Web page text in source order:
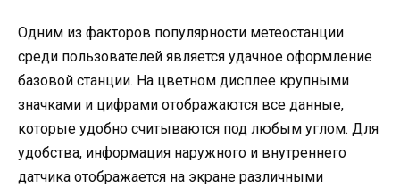
Одним из факторов популярности метеостанции
среди пользователей является удачное оформление
базовой станции. На цветном дисплее крупными
значками и цифрами отображаются все данные,
которые удобно считываются под любым углом. Для
удобства, информация наружного и внутреннего
датчика отображается на экране различными